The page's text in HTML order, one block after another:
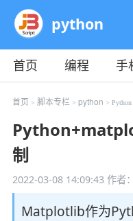
python
首页 编程 手
教程
平面 服
首页 > 脚本专栏> python >
制
2022-03-08 14:09:43作者
Matplotlib作为